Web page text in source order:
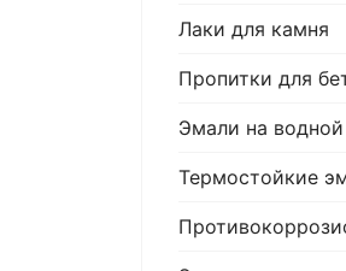
Лаки для камня
Пропитки для
Эмали на
Термостойкие